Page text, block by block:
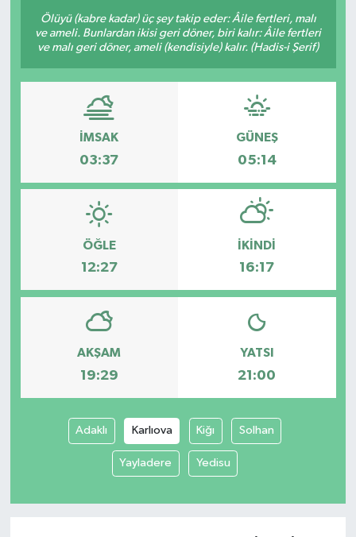
Ölüyü (kabre kadar) üç şey takip eder: Âile fertleri, malı
ve ameli. Bunlardan ikisi geri döner, biri kalır: Âile fertleri
ve malı geri döner, ameli (kendisiyle) kalır. (Hadis-i Şerif)
İMSAK
03:37
GÜNEŞ
05:14
ÖĞLE
12:27
İKINDI
16:17
AKŞAM
19:29
YATSI
21:00
Adaklı Karlıova Kiğı Solhan
Yayladere Yedisu